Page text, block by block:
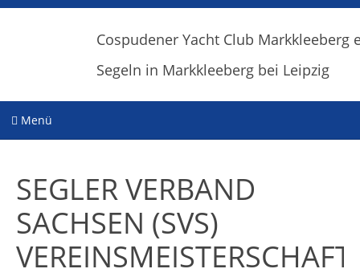
Cospudener Yacht Club Markkleeberg
Segeln in Markkleeberg bei Leipzig
Menü
Über uns…..
Jugendgruppe
News
SEGLER VERBAND
SACHSEN (SVS)
VEREINSMEISTERSCHAFT